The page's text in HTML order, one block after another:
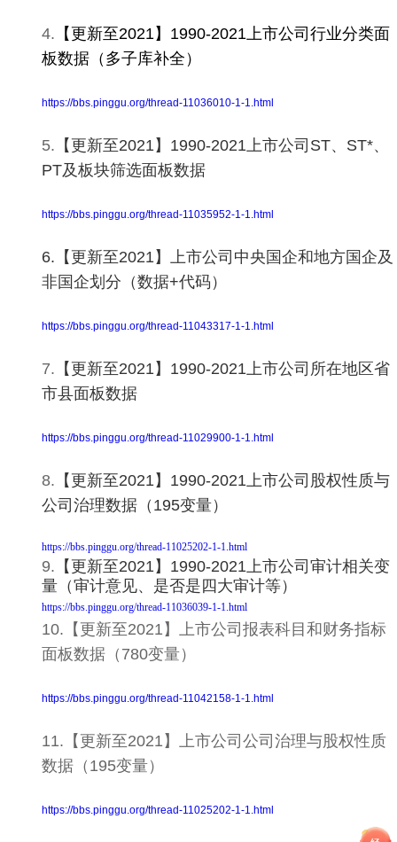
4. 【更新至2021】1990-2021上市公司行业分类面
板数据（多子库补全）
https://bbs.pinggu.org/thread-11036010-1-1.html
5. 【更新至2021】1990-2021上市公司ST、ST*、
PT及板块筛选面板数据
https://bbs.pinggu.org/thread-11035952-1-1.html
6.【更新至2021】上市公司中央国企和地方国企及
非国企划分（数据+代码）
https://bbs.pinggu.org/thread-11043317-1-1.html
7. 【更新至2021】1990-2021上市公司所在地区省
市县面板数据
https://bbs.pinggu.org/thread-11029900-1-1.html
8. 【更新至2021】1990-2021上市公司股权性质与
公司治理数据（195变量）
https://bbs.pinggu.org/thread-11025202-1-1.html
9. 【更新至2021】1990-2021上市公司审计相关变
量（审计意见、是否是四大审计等）
https://bbs.pinggu.org/thread-11036039-1-1.html
10.【更新至2021】上市公司报表科目和财务指标
面板数据（780变量）
https://bbs.pinggu.org/thread-11042158-1-1.html
11.【更新至2021】上市公司公司治理与股权性质
数据（195变量）
https://bbs.pinggu.org/thread-11025202-1-1.html